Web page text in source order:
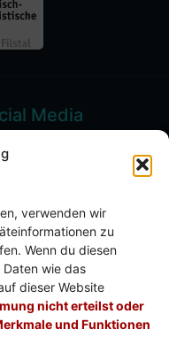
verwenden wir
zu
Wenn du diesen
wie das
dieser Website
nicht erteilst oder
und Funktionen
Media
Filstal
0053 57
Spende